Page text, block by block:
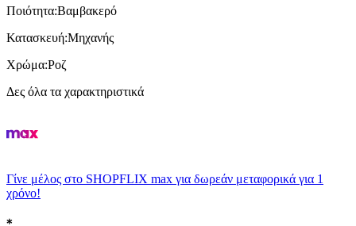
Ποιότητα:Βαμβακερό
Κατασκευή:Μηχανής
Χρώμα:Ροζ
Δες όλα τα χαρακτηριστικά
Γίνε μέλος στο SHOPFLIX max για δωρεάν μεταφορικά για 1
χρόνο!